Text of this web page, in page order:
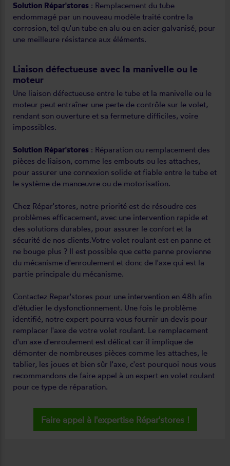
Solution Répar'stores : Remplacement du tube
endommagé par un nouveau modèle traité contre la
corrosion, tel qu'un tube en alu ou en acier galvanisé, pour
une meilleure résistance aux éléments.
Liaison défectueuse avec la manivelle ou le
moteur
Une liaison défectueuse entre le tube et la manivelle ou le
moteur peut entraîner une perte de contrôle sur le volet,
rendant son ouverture et sa fermeture difficiles, voire
impossibles.
Solution Répar'stores : Réparation ou remplacement des
pièces de liaison, comme les embouts ou les attaches,
pour assurer une connexion solide et fiable entre le tube et
le système de manœuvre ou de motorisation.
Chez Répar'stores, notre priorité est de résoudre ces
problèmes efficacement, avec une intervention rapide et
des solutions durables, pour assurer le confort et la
sécurité de nos clients.Votre volet roulant est en panne et
ne bouge plus ? Il est possible que cette panne provienne
du mécanisme d'enroulement et donc de l'axe qui est la
partie principale du mécanisme.
Contactez Repar'stores pour une intervention en 48h afin
d'étudier le dysfonctionnement. Une fois le problème
identifié, notre expert pourra vous fournir un devis pour
remplacer l'axe de votre volet roulant. Le remplacement
d'un axe d'enroulement est délicat car il implique de
démonter de nombreuses pièces comme les attaches, le
tablier, les joues et bien sûr l'axe, c'est pourquoi nous vous
recommandons de faire appel à un expert en volet roulant
pour ce type de réparation.
Faire appel à l'expertise Répar'stores !